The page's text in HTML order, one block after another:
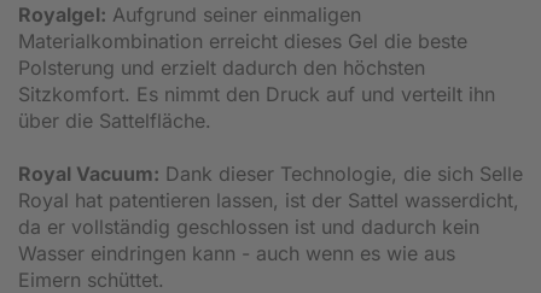
Royalgel: Aufgrund seiner einmaligen
Materialkombination erreicht dieses Gel die beste
Polsterung und erzielt dadurch den höchsten
Sitzkomfort. Es nimmt den Druck auf und verteilt ihn
über die Sattelfläche.
Royal Vacuum: Dank dieser Technologie, die sich Selle
Royal hat patentieren lassen, ist der Sattel wasserdicht,
da er vollständig geschlossen ist und dadurch kein
Wasser eindringen kann - auch wenn es wie aus
Eimern schüttet.